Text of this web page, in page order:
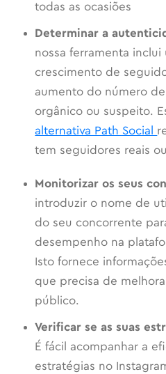
todas as ocasiões
Determinar a
nossa ferramenta
crescimento de
aumento do número
orgânico ou suspeito.
alternativa Path Social
tem seguidores reais
Monitorizar os seus
introduzir o nome de
do seu concorrente
desempenho na
Isto fornece
que precisa de
público.
Verificar se as suas
É fácil acompanhar a
estratégias no